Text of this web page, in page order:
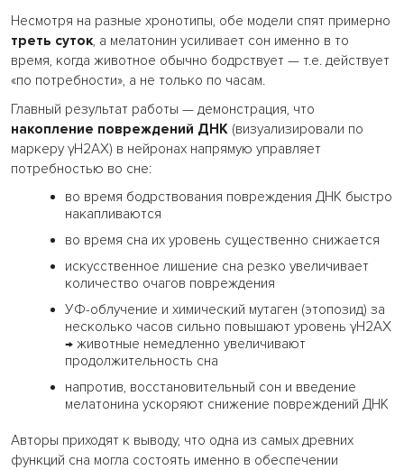
Несмотря на разные хронотипы, обе модели спят примерно
треть суток, а мелатонин усиливает сон именно в то
время, когда животное обычно бодрствует — т.е. действует
«по потребности», а не только по часам.
Главный результат работы — демонстрация, что
накопление повреждений ДНК (визуализировали по
маркеру γH2AX) в нейронах напрямую управляет
потребностью во сне:
во время бодрствования повреждения ДНК быстро
накапливаются
во время сна их уровень существенно снижается
искусственное лишение сна резко увеличивает
количество очагов повреждения
УФ-облучение и химический мутаген (этопозид) за
несколько часов сильно повышают уровень γH2AX
→ животные немедленно увеличивают
продолжительность сна
напротив, восстановительный сон и введение
мелатонина ускоряют снижение повреждений ДНК
Авторы приходят к выводу, что одна из самых древних
функций сна могла состоять именно в обеспечении